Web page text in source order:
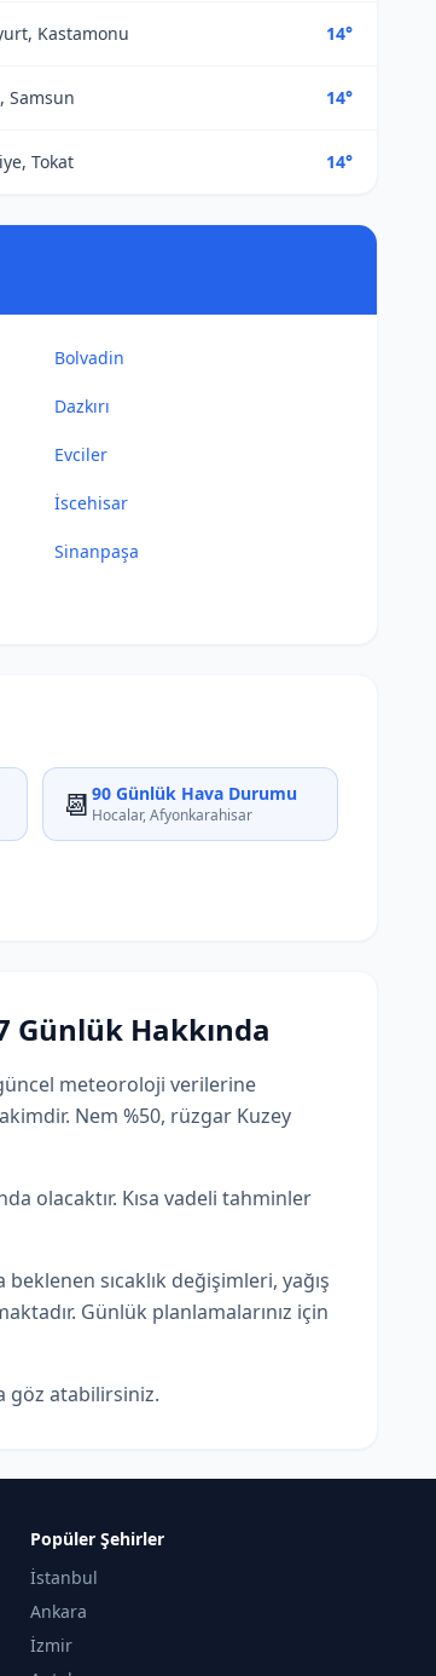
Kastamonu 14°
Samsun 14°
Tokat 14°
Bolvadin
Dazkırı
Evciler
İscehisar
Sinanpaşa
📆90 Günlük Hava Durumu
Hocalar, Afyonkarahisar
Hakkında
meteoroloji verilerine
Nem %50, rüzgar Kuzey
olacaktır. Kısa vadeli tahminler
sıcaklık değişimleri, yağış
Günlük planlamalarınız için
göz atabilirsiniz.
Popüler Şehirler
İstanbul
Ankara
İzmir